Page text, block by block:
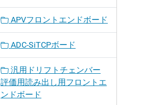
APVフロントエンドボード
ADC-SiTCPボード
汎用ドリフトチェンバー
評価用読み出し用フロントエ
ンドボード